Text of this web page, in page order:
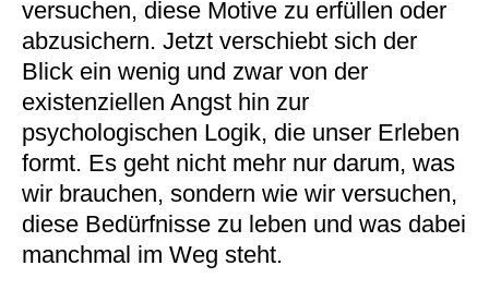
versuchen, diese Motive zu erfüllen oder
abzusichern. Jetzt verschiebt sich der
Blick ein wenig und zwar von der
existenziellen Angst hin zur
psychologischen Logik, die unser Erleben
formt. Es geht nicht mehr nur darum, was
wir brauchen, sondern wie wir versuchen,
diese Bedürfnisse zu leben und was dabei
manchmal im Weg steht.